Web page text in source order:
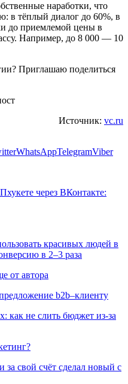
наработки, что
в тёплый диалог до 60%, в
до приемлемой цены в
Например, до 8 000 — 10
Приглашаю поделиться
Источник: vc.ru
WhatsAppTelegramViber
через ВКонтакте:
красивых людей в
в 2–3 раза
от автора
b2b–клиенту
как не слить бюджет из-за
за свой счёт сделал новый с